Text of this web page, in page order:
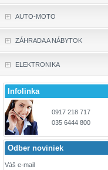
AUTO-MOTO
ZÁHRADA A NÁBYTOK
ELEKTRONIKA
Infolinka
0917 218 717
035 6444 800
Odber noviniek
Váš e-mail